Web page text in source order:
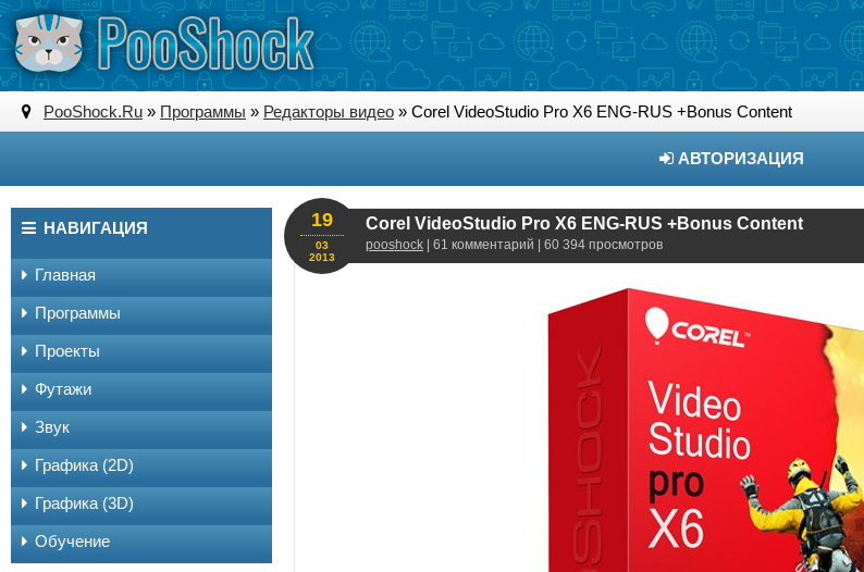
PooShock.Ru » Программы » Редакторы видео » Corel VideoStudio Pro X6 ENG-RUS +Bonus Content
АВТОРИЗАЦИЯ
Corel VideoStudio Pro X6 ENG-RUS +Bonus Content
pooshock | 61 комментарий | 60 394 просмотров
19
03
2013
НАВИГАЦИЯ
Главная
Программы
Проекты
Футажи
Звук
Графика (2D)
Графика (3D)
Обучение